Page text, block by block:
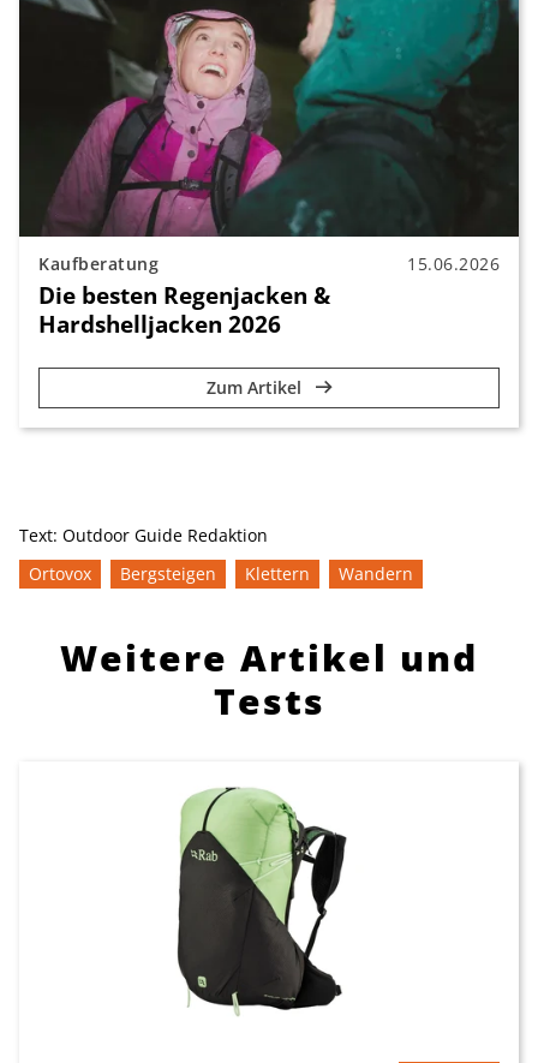
Kaufberatung 15.06.2026
Die besten Regenjacken &
Hardshelljacken 2026
Zum Artikel
Text: Outdoor Guide Redaktion
Ortovox
Bergsteigen Klettern Wandern
Weitere Artikel und
Tests